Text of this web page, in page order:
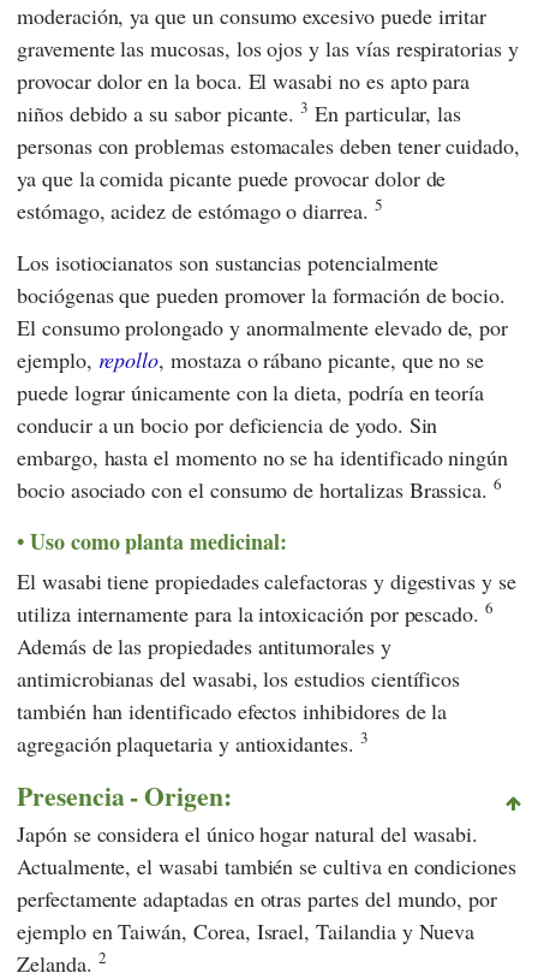
moderación, ya que un consumo excesivo puede irritar
gravemente las mucosas, los ojos y las vías respiratorias y
provocar dolor en la boca. El wasabi no es apto para
niños debido a su sabor picante.3 En particular, las
personas con problemas estomacales deben tener cuidado,
ya que la comida picante puede provocar dolor de
estómago, acidez de estómago o diarrea. 5
Los isotiocianatos son sustancias potencialmente
bociógenas que pueden promover la formación de bocio.
El consumo prolongado y anormalmente elevado de, por
ejemplo, repollo, mostaza o rábano picante, que no se
puede lograr únicamente con la dieta, podría en teoría
conducir a un bocio por deficiencia de yodo. Sin
embargo, hasta el momento no se ha identificado ningún
bocio asociado con el consumo de hortalizas Brassica.6
Uso como planta medicinal:
El wasabi tiene propiedades calefactoras y digestivas y se
utiliza internamente para la intoxicación por pescado.6
Además de las propiedades antitumorales y
antimicrobianas del wasabi, los estudios científicos
también han identificado efectos inhibidores de la
agregación plaquetaria y antioxidantes. 3
Presencia - Origen:
Japón se considera el único hogar natural del wasabi.
Actualmente, el wasabi también se cultiva en condiciones
perfectamente adaptadas en otras partes del mundo, por
ejemplo en Taiwán, Corea, Israel, Tailandia y Nueva
Zelanda. 2